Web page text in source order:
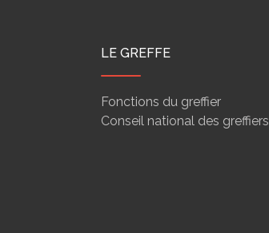
LE GREFFE
Fonctions du greffier
Conseil national des greffiers